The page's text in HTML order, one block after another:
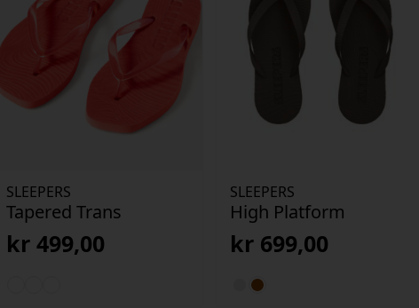
SLEEPERS
Tapered Trans
kr 499,00
SLEEPERS
High Platform
kr 699,00